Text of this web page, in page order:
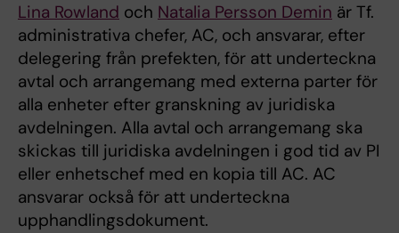
Lina Rowland och Natalia Persson Demin är Tf.
administrativa chefer, AC, och ansvarar, efter
delegering från prefekten, för att underteckna
avtal och arrangemang med externa parter för
alla enheter efter granskning av juridiska
avdelningen. Alla avtal och arrangemang ska
skickas till juridiska avdelningen i god tid av PI
eller enhetschef med en kopia till AC. AC
ansvarar också för att underteckna
upphandlingsdokument.